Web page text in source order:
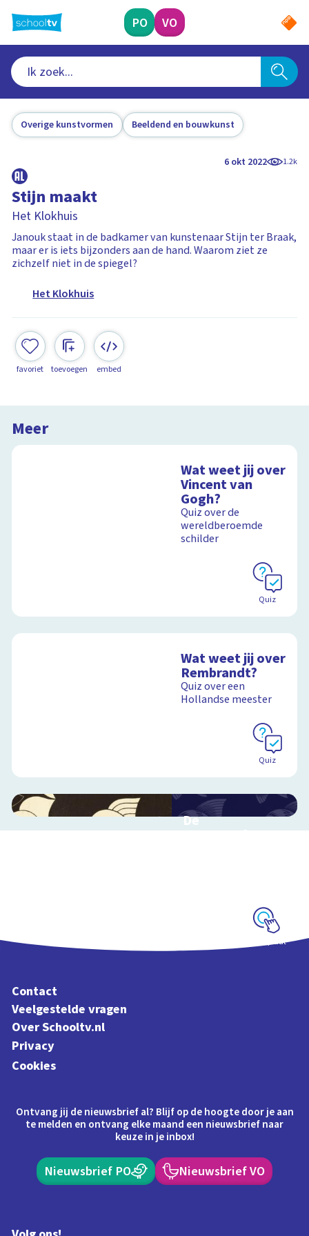
naar
hoofdinhoud
PO VO
Overige kunstvormen Beeldend en bouwkunst
6 okt 2022 1.2k
Stijn maakt
Het Klokhuis
Janouk staat in de badkamer van kunstenaar Stijn ter Braak,
maar er is iets bijzonders aan de hand. Waarom ziet ze
zichzelf niet in de spiegel?
Het Klokhuis
favoriet toevoegen embed
Meer
Wat weet jij over
Vincent van
Gogh?
Quiz over de
wereldberoemde
schilder
Quiz
Wat weet jij over
Rembrandt?
Quiz over een
Hollandse meester
Quiz
De
metamorfose
Schoolplaat
Contact
Veelgestelde vragen
Over Schooltv.nl
Privacy
Cookies
Ontvang jij de nieuwsbrief al? Blijf op de hoogte door je aan
te melden en ontvang elke maand een nieuwsbrief naar
keuze in je inbox!
Nieuwsbrief PO Nieuwsbrief VO